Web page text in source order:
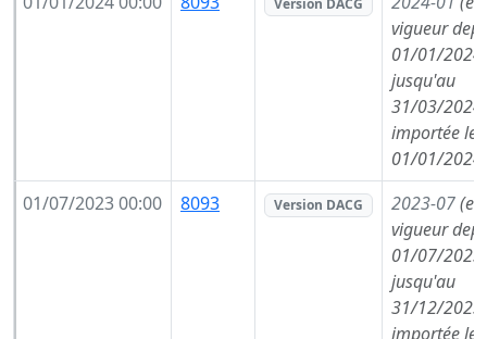
Version DACG
vigueur
01/01/2024,
jusqu'au
31/03/2024,
importée le
01/01/2024)
01/07/2023 00:00
8093 Version DACG 2023-07(en
vigueur
01/07/2023,
jusqu'au
31/12/2023,
importée le